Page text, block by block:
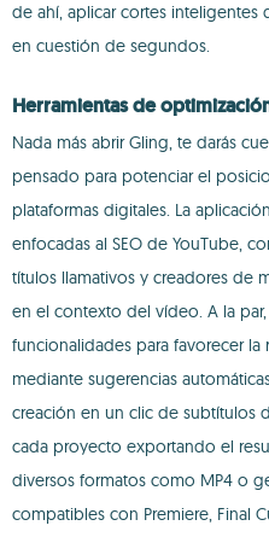
de ahí, aplicar cortes
en cuestión de segundos.
Herramientas de
Nada más abrir Gling, te darás
pensado para potenciar el
plataformas digitales. La
enfocadas al SEO de YouTube,
títulos llamativos y creadores de
en el contexto del vídeo. A la
funcionalidades para favorecer
mediante sugerencias
creación en un clic de subtítulos
cada proyecto exportando el
diversos formatos como MP4 o
compatibles con Premiere, Final